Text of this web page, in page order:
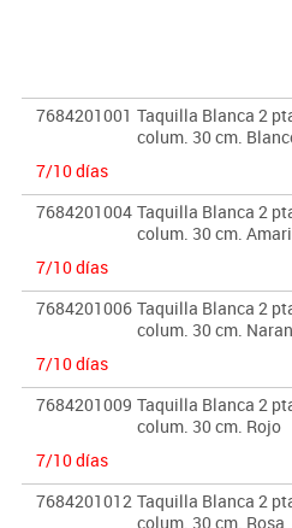
El mobiliario se pide por encargo.
abonará más del 90% del valor de la
7684201001 Taquilla Blanca 2
colum. 30 cm.
7/10 días
7684201004 Taquilla Blanca 2
colum. 30 cm.
7/10 días
7684201006 Taquilla Blanca 2
colum. 30 cm.
7/10 días
7684201009 Taquilla Blanca 2
colum. 30 cm. Rojo
7/10 días
7684201012 Taquilla Blanca 2
colum. 30 cm. Rosa